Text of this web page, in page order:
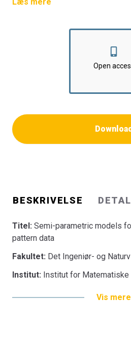
Open
Download
BESKRIVELSE
Titel: Semi-parametric models
pattern data
Fakultet: Det Ingeniør- og
Institut: Institut for Matematiske
Vis mere